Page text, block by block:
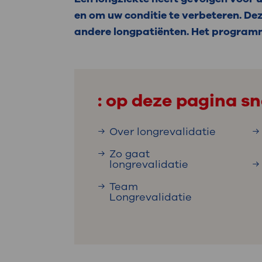
Uw
Uw
Werken
steeds verder uit, zodat u zelf meer
we u sneller helpen.
en om uw conditie te verbeteren.
andere longpatiënten. Het
: op deze pagina
Over longrevalidatie
Zo gaat
longrevalidatie
Team
Longrevalidatie